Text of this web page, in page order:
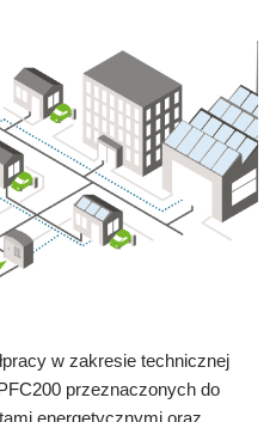
w zakresie technicznej
przeznaczonych do
energetycznymi oraz